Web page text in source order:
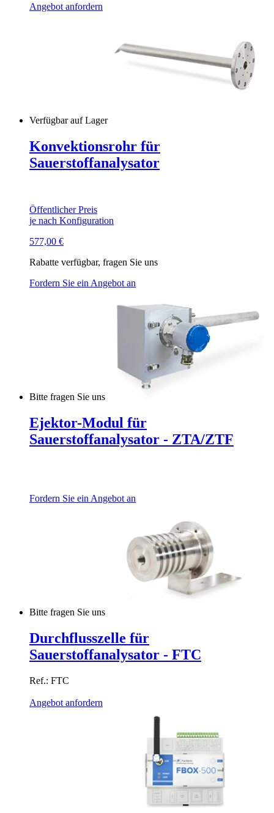
Angebot anfordern
Verfügbar auf Lager
Konvektionsrohr für
Sauerstoffanalysator
Öffentlicher Preis
je nach Konfiguration
577,00 €
Rabatte verfügbar, fragen Sie uns
Fordern Sie ein Angebot an
Bitte fragen Sie uns
Ejektor-Modul für
Sauerstoffanalysator - ZTA/ZTF
Fordern Sie ein Angebot an
Bitte fragen Sie uns
Durchflusszelle für
Sauerstoffanalysator - FTC
Ref.: FTC
Angebot anfordern